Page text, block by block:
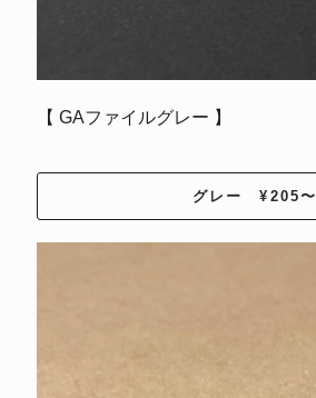
【 GAファイルグレー 】
グレー ¥205〜